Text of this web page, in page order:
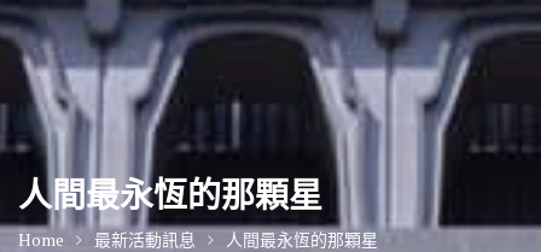
人間最永恆的那顆星
Home 最新活動訊息 人間最永恆的那顆星